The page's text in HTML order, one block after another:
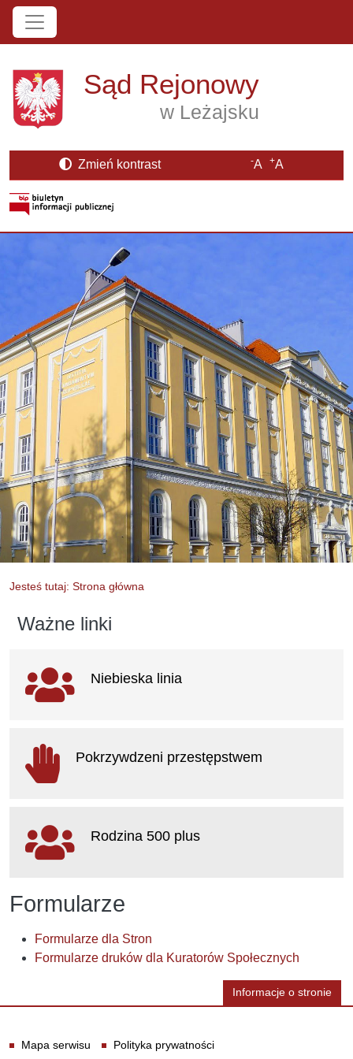
Przejdź do treści
Sąd Rejonowy
w Leżajsku
Zmień kontrast -A +A
Strona BIP otwiera się w nowym oknie
Jesteś tutaj: Strona główna
Formularze
Formularze dla Stron
Formularze druków dla Kuratorów Społecznych
Ważne linki
Ważne linki
Niebieska linia
Pokrzywdzeni przestępstwem
Rodzina 500 plus
Informacje o stronie
Mapa serwisu
Polityka prywatności